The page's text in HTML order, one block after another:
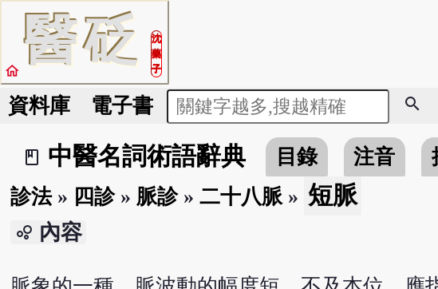
醫砭
沈
藥
子
home
資料庫 電子書 search
book_2
中醫名詞術語辭典 目錄 注音
診法» 四診» 脈診» 二十八脈» 短脈
bubble_chart 內容